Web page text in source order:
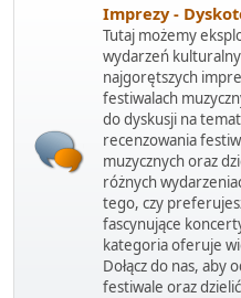
Imprezy -
Tutaj możemy
wydarzeń
najgorętszych
festiwalach
do dyskusji na
recenzowania
muzycznych oraz
różnych
tego, czy
fascynujące
kategoria oferuje
Dołącz do nas, aby
festiwale oraz